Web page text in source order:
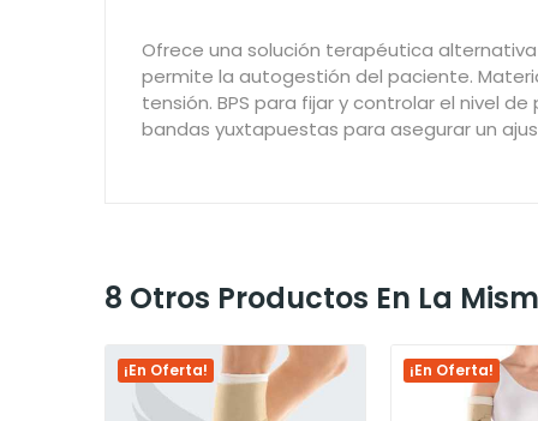
Ofrece una solución terapéutica
permite la autogestión del paciente.
tensión. BPS para fijar y controlar el nivel
bandas yuxtapuestas para asegurar un
8 Otros Productos En La
¡En Oferta! ¡En Oferta!